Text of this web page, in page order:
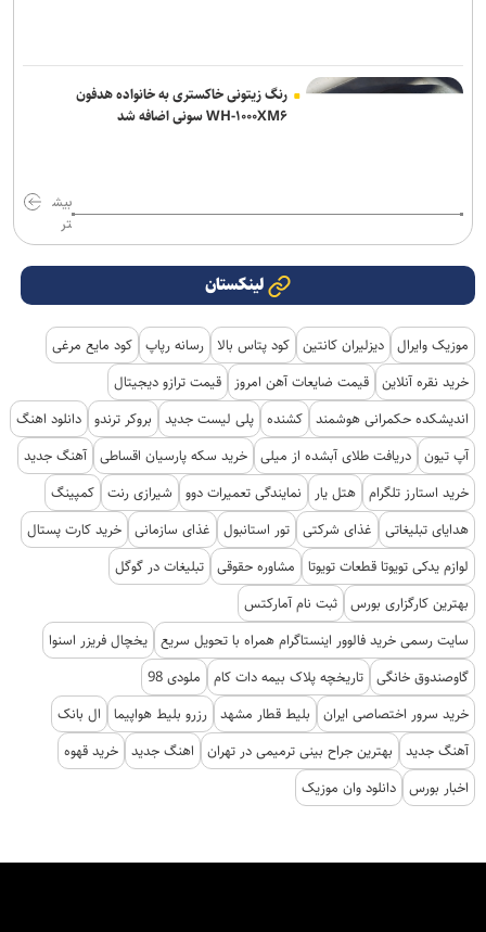
رنگ زیتونی خاکستری به خانواده هدفون
WH-۱۰۰۰XM۶ سونی اضافه شد
بیش
تر
لینکستان
موزیک وایرال دیزلیران کانتین کود پتاس بالا رسانه رپاپ کود مایع مرغی
خرید نقره آنلاین قیمت ضایعات آهن امروز
قیمت ترازو دیجیتال
اندیشکده حکمرانی هوشمند کشنده پلی لیست جدید بروکر ترندو دانلود اهنگ
آپ تیون دریافت طلای آبشده از میلی خرید سکه پارسیان اقساطی آهنگ جدید
خرید استارز تلگرام هتل یار نمایندگی تعمیرات دوو شیرازی رنت کمپینگ
هدایای تبلیغاتی
غذای شرکتی تور استانبول غذای سازمانی خرید کارت پستال
لوازم یدکی تویوتا قطعات تویوتا
مشاوره حقوقی تبلیغات در گوگل
بهترین کارگزاری بورس ثبت نام آمارکتس
سایت رسمی خرید فالوور اینستاگرام همراه با تحویل سریع یخچال فریزر اسنوا
گاوصندوق خانگی تاریخچه پلاک بیمه دات کام
ملودی 98
خرید سرور اختصاصی ایران
بلیط قطار مشهد رزرو بلیط هواپیما
ال بانک
آهنگ جدید
بهترین جراح بینی ترمیمی در تهران اهنگ جدید خرید قهوه
اخبار بورس دانلود وان موزیک